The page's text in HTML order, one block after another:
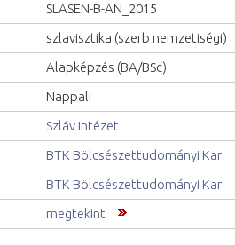
SLASEN-B-AN_2015
szlavisztika (szerb nemzetiségi)
Alapképzés (BA/BSc)
Nappali
Szláv Intézet
BTK Bölcsészettudományi Kar
BTK Bölcsészettudományi Kar
megtekint